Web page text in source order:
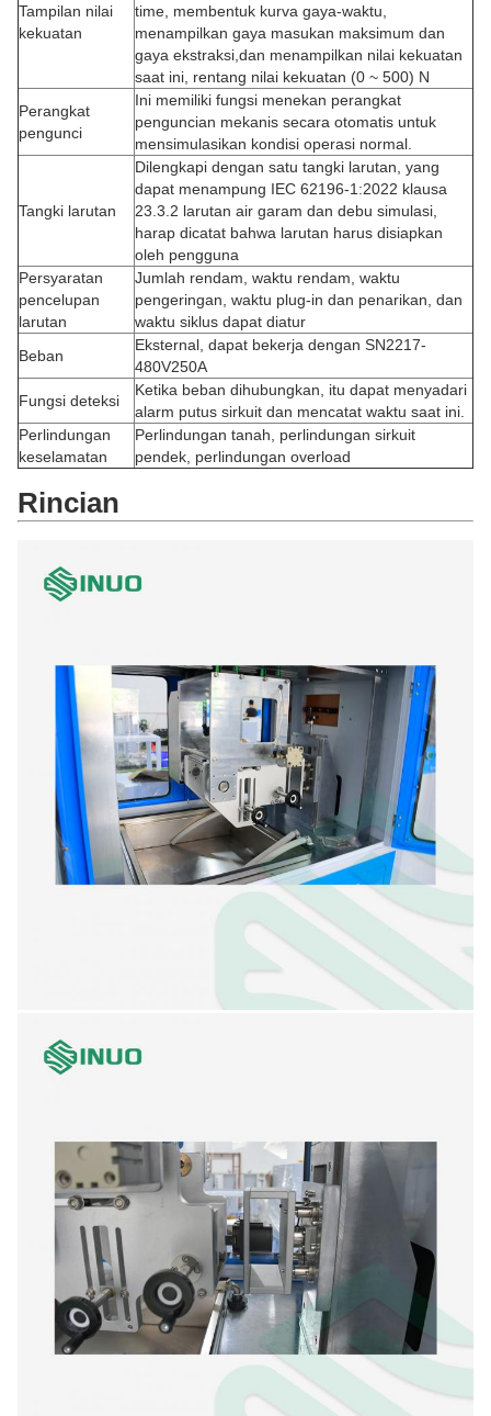
Tampilan nilai
kekuatan
time, membentuk kurva gaya-waktu,
menampilkan gaya masukan maksimum dan
gaya ekstraksi,dan menampilkan nilai kekuatan
saat ini, rentang nilai kekuatan (0 ~ 500) N
Perangkat
pengunci
Ini memiliki fungsi menekan perangkat
penguncian mekanis secara otomatis untuk
mensimulasikan kondisi operasi normal.
Tangki larutan
Dilengkapi dengan satu tangki larutan, yang
dapat menampung IEC 62196-1:2022 klausa
23.3.2 larutan air garam dan debu simulasi,
harap dicatat bahwa larutan harus disiapkan
oleh pengguna
Persyaratan
pencelupan
larutan
Jumlah rendam, waktu rendam, waktu
pengeringan, waktu plug-in dan penarikan, dan
waktu siklus dapat diatur
Beban
Eksternal, dapat bekerja dengan SN2217-
480V250A
Fungsi deteksi
Ketika beban dihubungkan, itu dapat menyadari
alarm putus sirkuit dan mencatat waktu saat ini.
Perlindungan
keselamatan
Perlindungan tanah, perlindungan sirkuit
pendek, perlindungan overload
Rincian